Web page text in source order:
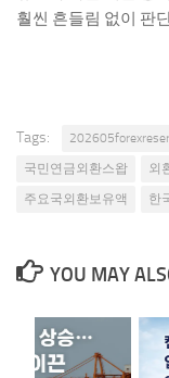
훨씬 흔들림 없이 판
Tags:
국민연금외환스왑
외
주요국외환보유액
한
YOU MAY